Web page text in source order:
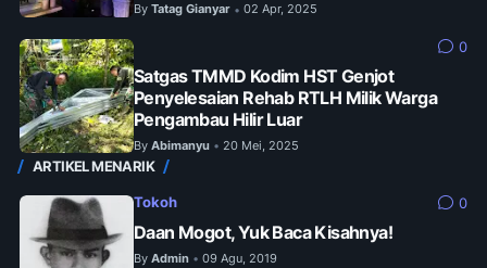
By Tatag Gianyar • 02 Apr, 2025
0
Satgas TMMD Kodim HST Genjot
Penyelesaian Rehab RTLH Milik Warga
Pengambau Hilir Luar
By Abimanyu • 20 Mei, 2025
ARTIKEL MENARIK
Tokoh 0
Daan Mogot, Yuk Baca Kisahnya!
By Admin • 09 Agu, 2019